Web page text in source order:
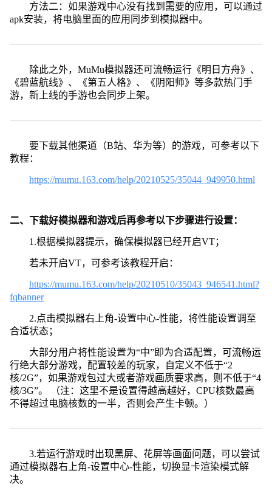
方法二：如果游戏中心没有找到需要的应用，可以通过
apk安装，将电脑里面的应用同步到模拟器中。
除此之外，MuMu模拟器还可流畅运行《明日方舟》、
《碧蓝航线》、《第五人格》、《阴阳师》等多款热门手
游，新上线的手游也会同步上架。
要下载其他渠道（B站、华为等）的游戏，可参考以下
教程：
https://mumu.163.com/help/20210525/35044_949950.html
二、下载好模拟器和游戏后再参考以下步骤进行设置：
1.根据模拟器提示，确保模拟器已经开启VT；
若未开启VT，可参考该教程开启：
https://mumu.163.com/help/20210510/35043_946541.html?
fqbanner
2.点击模拟器右上角-设置中心-性能，将性能设置调至
合适状态；
大部分用户将性能设置为“中”即为合适配置，可流畅运
行绝大部分游戏，配置较差的玩家，自定义不低于“2
核/2G”，如果游戏包过大或者游戏画质要求高，则不低于“4
核/3G”。 （注：这里不是设置得越高越好，CPU核数最高
不得超过电脑核数的一半，否则会产生卡顿。）
3.若运行游戏时出现黑屏、花屏等画面问题，可以尝试
通过模拟器右上角-设置中心-性能，切换显卡渲染模式解
决。